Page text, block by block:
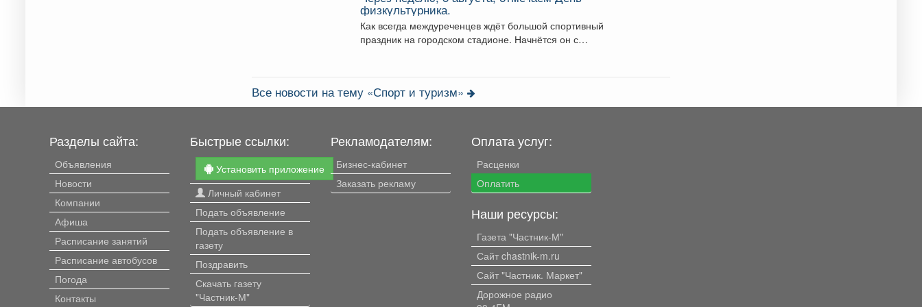
физкультурника.
Как всегда междуреченцев ждёт большой спортивный
праздник на городском стадионе. Начнётся он с
Все новости на тему «Спорт и туризм»
Разделы сайта:
Объявления
Новости
Компании
Афиша
Расписание занятий
Расписание автобусов
Погода
Контакты
Быстрые ссылки:
Установить приложение
Личный кабинет
Подать объявление
Подать объявление в
газету
Поздравить
Скачать газету
"Частник-М"
Рекламодателям:
Бизнес-кабинет
Заказать рекламу
Оплата услуг:
Расценки
Оплатить
Наши ресурсы:
Газета "Частник-М"
Сайт chastnik-m.ru
Сайт "Частник. Маркет"
Дорожное радио